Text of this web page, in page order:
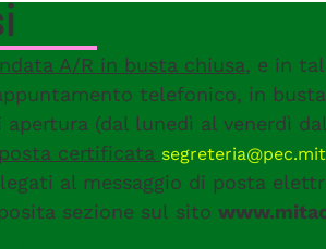
A/R in busta chiusa, e in
telefonico, in
(dal lunedì al venerdì
certificata
al messaggio di posta
sezione sul sito